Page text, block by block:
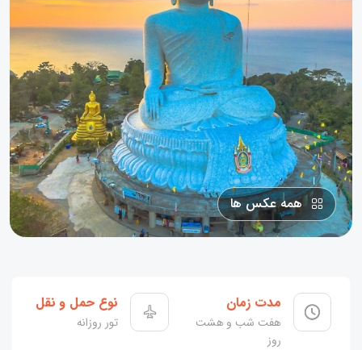
همه عکس ها
مدت زمان
هفت شب و هشت
روز
نوع حمل و نقل
تور روزانه